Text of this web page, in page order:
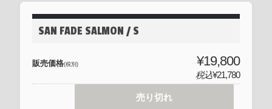
SAN FADE SALMON / S
販売価格(税別) ¥19,800
税込¥21,780
売り切れ